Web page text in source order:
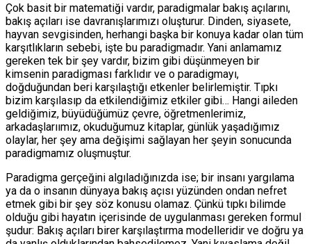
Çok basit bir matematiği vardır, paradigmalar bakış açılarını,
bakış açıları ise davranışlarımızı oluşturur. Dinden, siyasete,
hayvan sevgisinden, herhangi başka bir konuya kadar olan tüm
karşıtlıkların sebebi, işte bu paradigmadır. Yani anlamamız
gereken tek bir şey vardır, bizim gibi düşünmeyen bir
kimsenin paradigması farklıdır ve o paradigmayı,
doğduğundan beri karşılaştığı etkenler belirlemiştir. Tıpkı
bizim karşılasıp da etkilendiğimiz etkiler gibi… Hangi aileden
geldiğimiz, büyüdüğümüz çevre, öğretmenlerimiz,
arkadaşlarıımız, okuduğumuz kitaplar, günlük yaşadığımız
olaylar, her şey ama değişimi sağlayan her şeyin sonucunda
paradigmamız oluşmuştur.
Paradigma gerçeğini algıladığınızda ise; bir insanı yargılama
ya da o insanın dünyaya bakış açısı yüzünden ondan nefret
etmek gibi bir şey söz konusu olamaz. Çünkü tıpkı bilimde
olduğu gibi hayatın içerisinde de uygulanması gereken formul
şudur: Bakış açıları birer karşılaştırma modelleridir ve doğru ya